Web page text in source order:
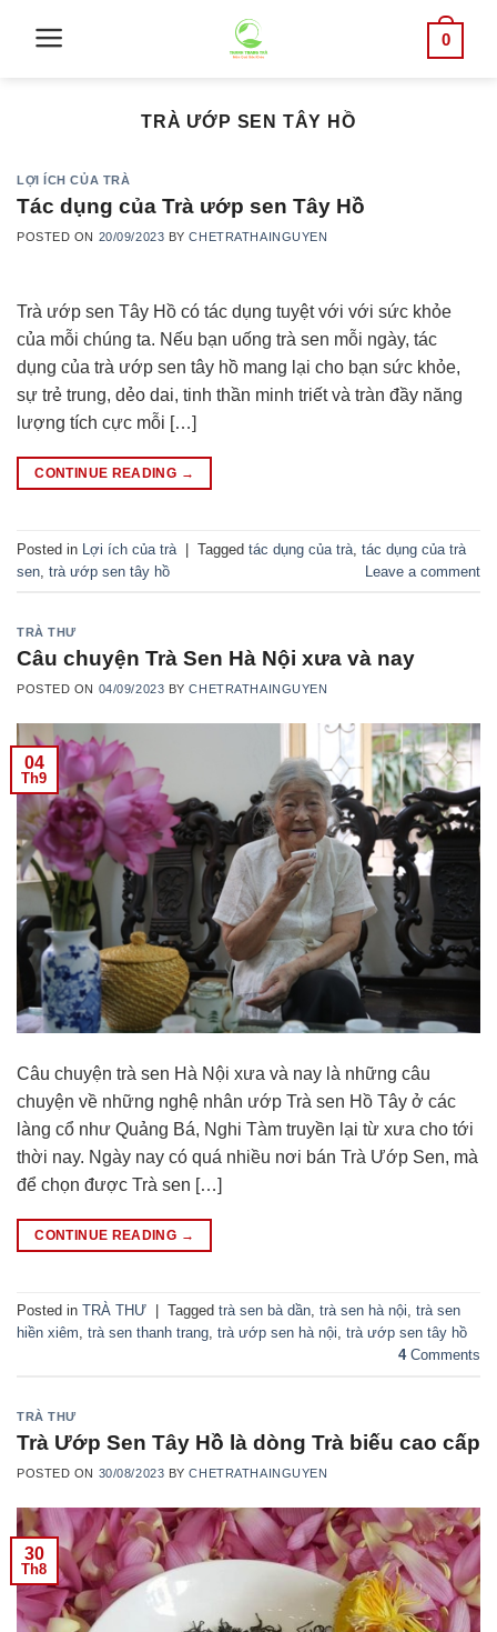
0
TRÀ ƯỚP SEN TÂY HỒ
LỢI ÍCH CỦA TRÀ
Tác dụng của Trà ướp sen Tây Hồ
POSTED ON 20/09/2023 BYCHETRATHAINGUYEN
Trà ướp sen Tây Hồ có tác dụng tuyệt với với sức khỏe
của mỗi chúng ta. Nếu bạn uống trà sen mỗi ngày, tác
dụng của trà ướp sen tây hồ mang lại cho bạn sức khỏe,
sự trẻ trung, dẻo dai, tinh thần minh triết và tràn đầy năng
lượng tích cực mỗi […]
CONTINUE READING →
Posted in Lợi ích của trà | Tagged tác dụng của trà tác dụng của trà
sen trà ướp sen tây hồ Leave a comment
TRÀ THƯ
Câu chuyện Trà Sen Hà Nội xưa và nay
POSTED ON 04/09/2023 BYCHETRATHAINGUYEN
04
Th9
Câu chuyện trà sen Hà Nội xưa và nay là những câu
chuyện về những nghệ nhân ướp Trà sen Hồ Tây ở các
làng cổ như Quảng Bá, Nghi Tàm truyền lại từ xưa cho tới
thời nay. Ngày nay có quá nhiều nơi bán Trà Ướp Sen, mà
để chọn được Trà sen […]
CONTINUE READING →
Posted in TRÀ THƯ Tagged trà sen bà dần, trà sen hà nội, trà sen
hiền xiêm, trà sen thanh trang, trà ướp sen hà nội, trà ướp sen tây hồ
4Comments
TRÀ THƯ
Trà Ướp Sen Tây Hồ là dòng Trà biếu cao cấp
POSTED ON 30/08/2023 BYCHETRATHAINGUYEN
30
Th8